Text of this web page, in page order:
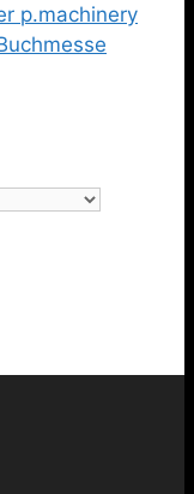
p.machinery